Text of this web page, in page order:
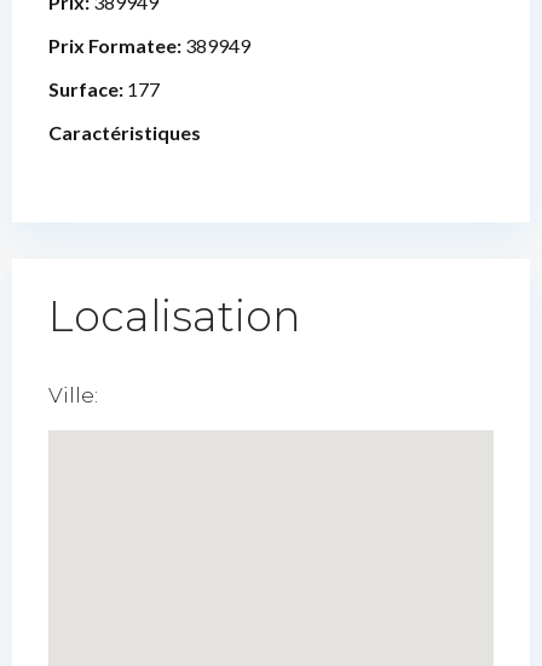
Prix Formatee: 389949
Surface: 177
Caractéristiques
Localisation
Ville: